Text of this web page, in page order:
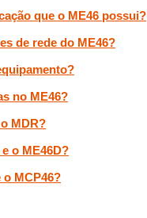
que o ME46 possui?
de rede do ME46?
no ME46?
MDR?
o ME46D?
o MCP46?